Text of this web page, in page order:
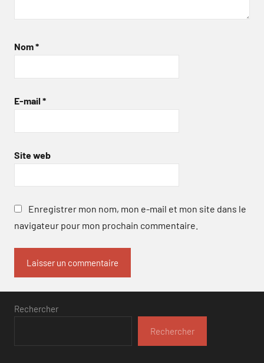
Nom*
E-mail *
Site web
Enregistrer mon nom, mon e-mail et mon site dans le
navigateur pour mon prochain commentaire.
Rechercher
Rechercher